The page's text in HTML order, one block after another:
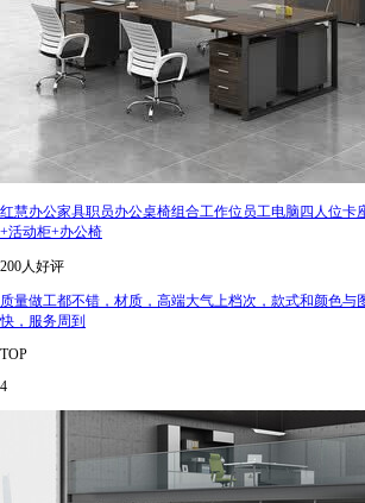
红慧办公家具职员办公桌椅组合工作位员工电脑四人位卡
+活动柜+办公椅
200人好评
质量做工都不错，材质，高端大气上档次，款式和颜色与
快，服务周到
TOP
4